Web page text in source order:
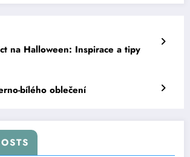
na Halloween: Inspirace a tipy
bílého oblečení